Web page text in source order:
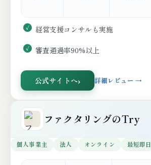
経営支援コンサルも実施
審査通過率90%以上
公式サイトへ 詳細レビュー →
ファクタリングのTry
個人事業主 法人 オンライン 最短即日